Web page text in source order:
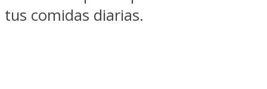
tus comidas diarias.